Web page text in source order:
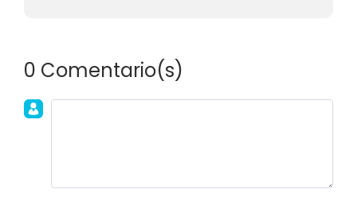
0 Comentario(s)